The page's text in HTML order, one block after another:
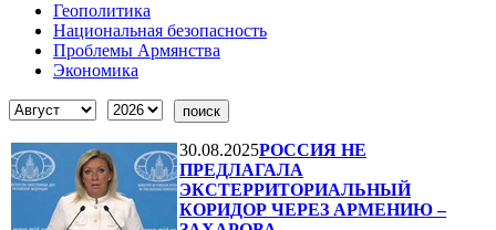
Геополитика
Национальная безопасность
Проблемы Армянства
Экономика
30.08.2025РОССИЯ НЕ
ПРЕДЛАГАЛА
ЭКСТЕРРИТОРИАЛЬНЫЙ
КОРИДОР ЧЕРЕЗ АРМЕНИЮ –